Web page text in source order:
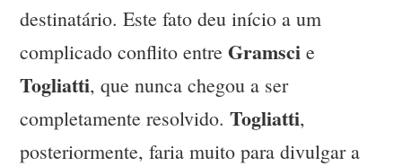
destinatário. Este fato deu início a um
complicado conflito entreGramsci e
Togliatti, que nunca chegou a ser
completamente resolvido.Togliatti,
posteriormente, faria muito para divulgar a